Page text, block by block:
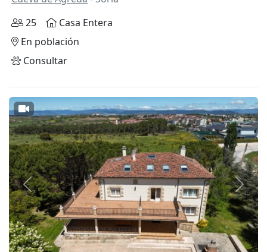
25
Casa Entera
En población
Consultar
Anterior